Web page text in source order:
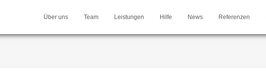
Über uns Team Leistungen Hilfe News Referenzen